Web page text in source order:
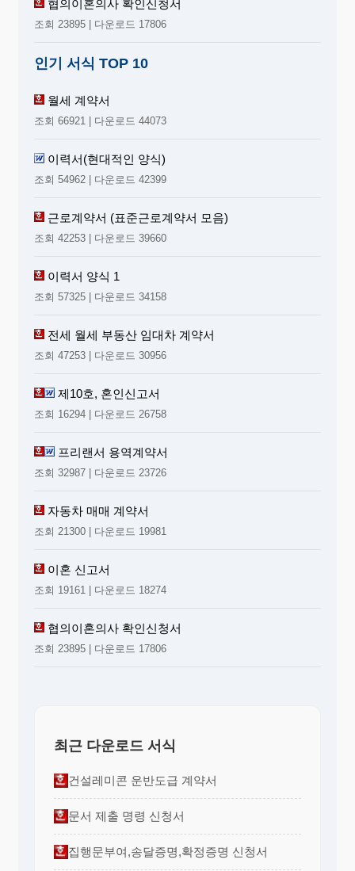
협의이혼의사 확인신청서
조회 23895 | 다운로드 17806
인기 서식 TOP 10
월세 계약서
조회 66921 | 다운로드 44073
이력서(현대적인 양식)
조회 54962 | 다운로드 42399
근로계약서 (표준근로계약서 모음)
조회 42253 | 다운로드 39660
이력서 양식 1
조회 57325 | 다운로드 34158
전세 월세 부동산 임대차 계약서
조회 47253 | 다운로드 30956
제10호, 혼인신고서
조회 16294 | 다운로드 26758
프리랜서 용역계약서
조회 32987 | 다운로드 23726
자동차 매매 계약서
조회 21300 | 다운로드 19981
이혼 신고서
조회 19161 | 다운로드 18274
협의이혼의사 확인신청서
조회 23895 | 다운로드 17806
최근 다운로드 서식
건설레미콘 운반도급 계약서
문서 제출 명령 신청서
집행문부여,송달증명,확정증명 신청서